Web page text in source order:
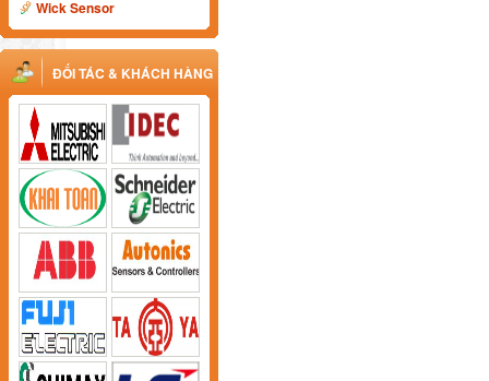
Wick Sensor
ĐỐI TÁC & KHÁCH HÀNG